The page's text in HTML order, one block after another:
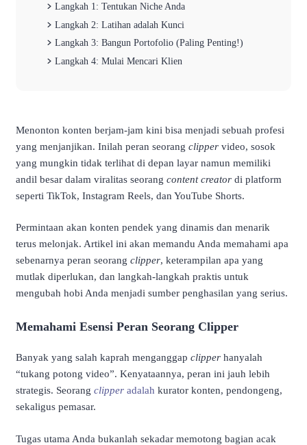
Langkah 1: Tentukan Niche Anda
Langkah 2: Latihan adalah Kunci
Langkah 3: Bangun Portofolio (Paling Penting!)
Langkah 4: Mulai Mencari Klien
Menonton konten berjam-jam kini bisa menjadi sebuah profesi
yang menjanjikan. Inilah peran seorang clipper video, sosok
yang mungkin tidak terlihat di depan layar namun memiliki
andil besar dalam viralitas seorang content creator di platform
seperti TikTok, Instagram Reels, dan YouTube Shorts.
Permintaan akan konten pendek yang dinamis dan menarik
terus melonjak. Artikel ini akan memandu Anda memahami apa
sebenarnya peran seorang clipper, keterampilan apa yang
mutlak diperlukan, dan langkah-langkah praktis untuk
mengubah hobi Anda menjadi sumber penghasilan yang serius.
Memahami Esensi Peran Seorang Clipper
Banyak yang salah kaprah menganggap clipper hanyalah
“tukang potong video”. Kenyataannya, peran ini jauh lebih
strategis. Seorang clipper adalah kurator konten, pendongeng,
sekaligus pemasar.
Tugas utama Anda bukanlah sekadar memotong bagian acak